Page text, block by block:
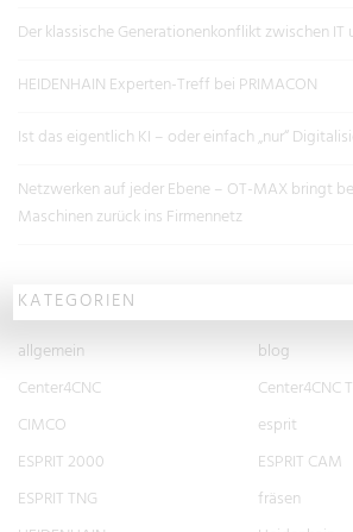
Der klassische Generationenkonflikt zwischen
HEIDENHAIN Experten-Treff bei PRIMACON
Ist das eigentlich KI – oder einfach „nur“
Netzwerken auf jeder Ebene – OT-MAX bringt
Maschinen zurück ins Firmennetz
KATEGORIEN
allgemein
blog
Center4CNC
Center4CNC
CIMCO
esprit
ESPRIT 2000
ESPRIT CAM
ESPRIT TNG
fräsen